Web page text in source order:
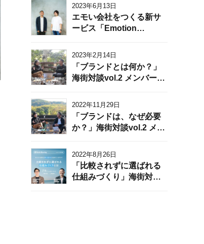
2023年6月13日
エモい会社をつくる新サ
ービス「Emotion
客・従業員に選ばれる理
由を明らかにし、マーケ
ティングと組織に反映す
ることで、高単価・組織
を実現。
2023年2月14日
「ブランドとは何か？」
海街対談vol.2 メンバーズ
2022年11月29日
「ブランドは、なぜ必要
か？」海街対談vol.2 メン
2022年8月26日
「比較されずに選ばれる
仕組みづくり」海街対談